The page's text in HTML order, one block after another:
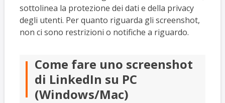
sottolinea la protezione dei dati e della privacy
degli utenti. Per quanto riguarda gli screenshot,
non ci sono restrizioni o notifiche a riguardo.
Come fare uno screenshot
di LinkedIn su PC
(Windows/Mac)